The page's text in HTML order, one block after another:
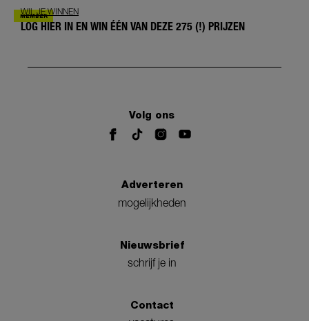
WIL JE WINNEN
LOG HIER IN EN WIN ÉÉN VAN DEZE 275 (!) PRIJZEN
Volg ons
Adverteren
mogelijkheden
Nieuwsbrief
schrijf je in
Contact